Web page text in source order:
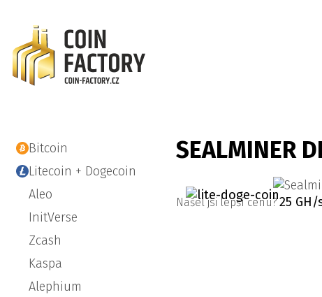
Bitcoin
Litecoin + Dogecoin
Aleo
InitVerse
Zcash
Kaspa
Alephium
SEALMINER
25 GH/
Našel jsi lepší cenu?